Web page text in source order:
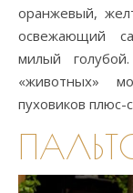
оранжевый,
освежающий
милый
«животных»
пуховиков плюс-